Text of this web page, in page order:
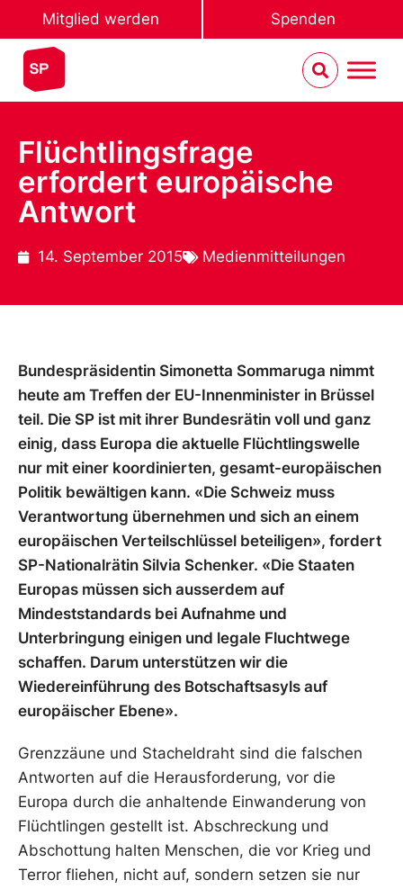
Mitglied werden Spenden
Flüchtlingsfrage
erfordert europäische
Antwort
14. September 2015 Medienmitteilungen
Bundespräsidentin Simonetta Sommaruga nimmt
heute am Treffen der EU-Innenminister in Brüssel
teil. Die SP ist mit ihrer Bundesrätin voll und ganz
einig, dass Europa die aktuelle Flüchtlingswelle
nur mit einer koordinierten, gesamt-europäischen
Politik bewältigen kann. «Die Schweiz muss
Verantwortung übernehmen und sich an einem
europäischen Verteilschlüssel beteiligen», fordert
SP-Nationalrätin Silvia Schenker. «Die Staaten
Europas müssen sich ausserdem auf
Mindeststandards bei Aufnahme und
Unterbringung einigen und legale Fluchtwege
schaffen. Darum unterstützen wir die
Wiedereinführung des Botschaftsasyls auf
europäischer Ebene».
Grenzzäune und Stacheldraht sind die falschen
Antworten auf die Herausforderung, vor die
Europa durch die anhaltende Einwanderung von
Flüchtlingen gestellt ist. Abschreckung und
Abschottung halten Menschen, die vor Krieg und
Terror fliehen, nicht auf, sondern setzen sie nur